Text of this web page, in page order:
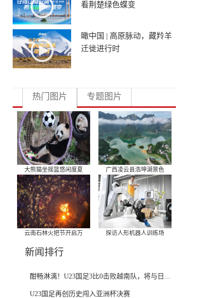
看荆楚绿色蝶变
瞰中国 | 高原脉动，藏羚羊
迁徙进行时
热门图片 专题图片
大熊猫坐摇篮悠闲度夏 广西凌云县浩坤湖景色
云南石林火把节开启万 探访人形机器人训练场
新闻排行
酣畅淋漓！U23国足3比0击败越南队，将与日...
U23国足再创历史闯入亚洲杯决赛